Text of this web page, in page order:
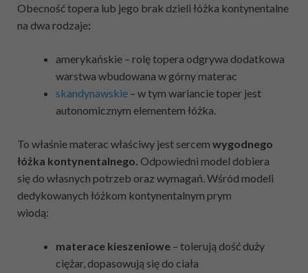
Obecność topera lub jego brak dzieli łóżka kontynentalne
na dwa rodzaje:
amerykańskie – rolę topera odgrywa dodatkowa
warstwa wbudowana w górny materac
skandynawskie – w tym wariancie toper jest
autonomicznym elementem łóżka.
To właśnie materac właściwy jest sercem wygodnego
łóżka kontynentalnego. Odpowiedni model dobiera
się do własnych potrzeb oraz wymagań. Wśród modeli
dedykowanych łóżkom kontynentalnym prym
wiodą:
materace kieszeniowe – tolerują dość duży
ciężar, dopasowują się do ciała